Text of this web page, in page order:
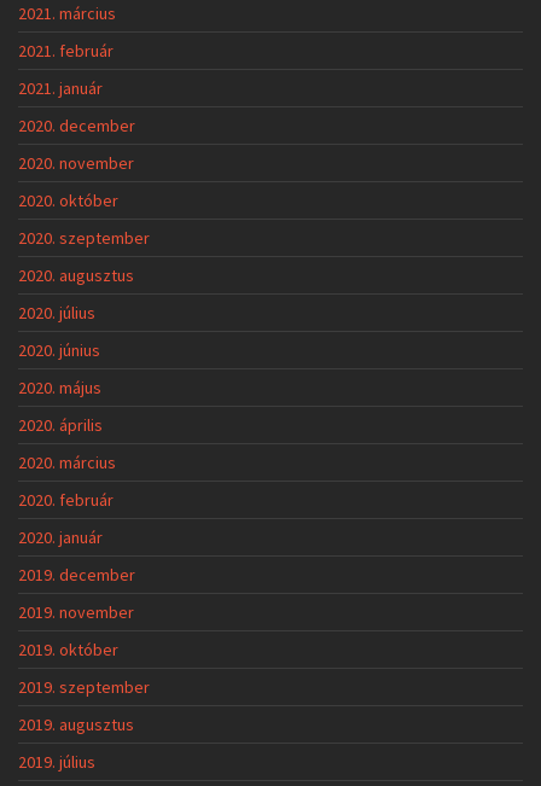
2021. március
2021. február
2021. január
2020. december
2020. november
2020. október
2020. szeptember
2020. augusztus
2020. július
2020. június
2020. május
2020. április
2020. március
2020. február
2020. január
2019. december
2019. november
2019. október
2019. szeptember
2019. augusztus
2019. július